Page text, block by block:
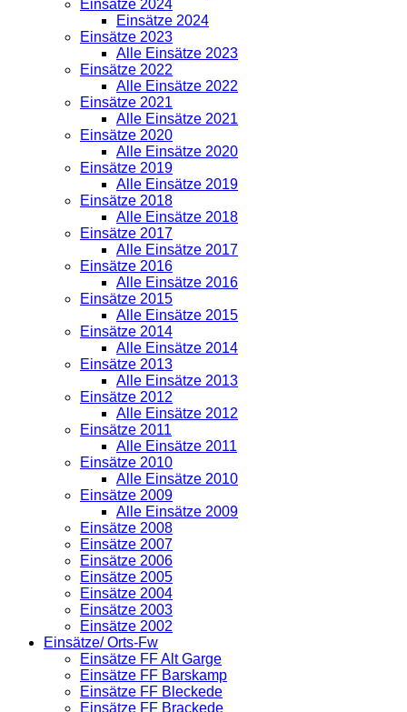
Einsätze 2024
Einsätze 2024
Einsätze 2023
Alle Einsätze 2023
Einsätze 2022
Alle Einsätze 2022
Einsätze 2021
Alle Einsätze 2021
Einsätze 2020
Alle Einsätze 2020
Einsätze 2019
Alle Einsätze 2019
Einsätze 2018
Alle Einsätze 2018
Einsätze 2017
Alle Einsätze 2017
Einsätze 2016
Alle Einsätze 2016
Einsätze 2015
Alle Einsätze 2015
Einsätze 2014
Alle Einsätze 2014
Einsätze 2013
Alle Einsätze 2013
Einsätze 2012
Alle Einsätze 2012
Einsätze 2011
Alle Einsätze 2011
Einsätze 2010
Alle Einsätze 2010
Einsätze 2009
Alle Einsätze 2009
Einsätze 2008
Einsätze 2007
Einsätze 2006
Einsätze 2005
Einsätze 2004
Einsätze 2003
Einsätze 2002
Einsätze/ Orts-Fw
Einsätze FF Alt Garge
Einsätze FF Barskamp
Einsätze FF Bleckede
Einsätze FF Brackede